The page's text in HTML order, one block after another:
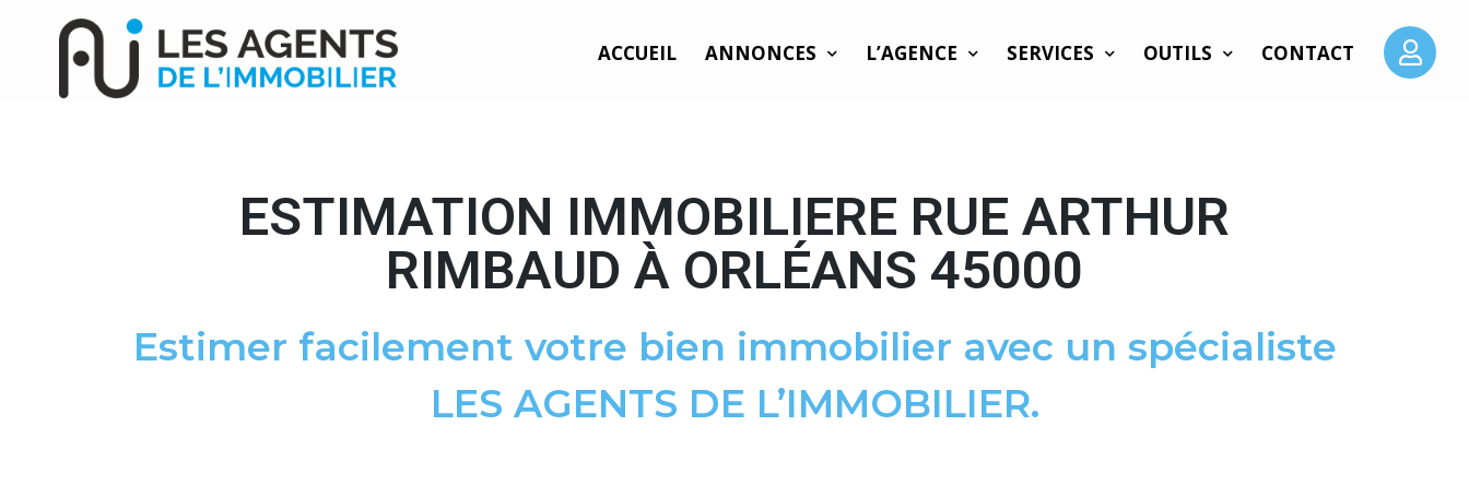
ACCUEIL ANNONCES L’AGENCE SERVICES OUTILS CONTACT
ESTIMATION IMMOBILIERE RUE ARTHUR
RIMBAUD À ORLÉANS 45000
Estimer facilement votre bien immobilier avec un spécialiste
LES AGENTS DE L’IMMOBILIER.